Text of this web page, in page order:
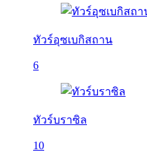
ทัวร์อุซเบกิสถาน
6
ทัวร์บราซิล
10